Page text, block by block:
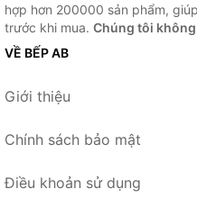
hợp hơn 200000 sản phẩm,
trước khi mua. Chúng tôi
VỀ BẾP AB
Giới thiệu
Chính sách bảo mật
Điều khoản sử dụng